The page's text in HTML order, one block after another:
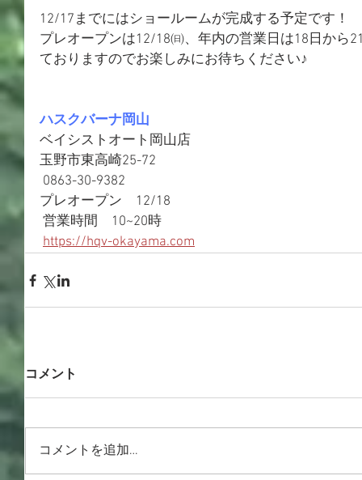
12/17までにはショールームが完成する予定です！
プレオープンは12/18㈰、年内の営業日は18日から
ておりますのでお楽しみにお待ちください♪
ハスクバーナ岡山
ベイシストオート岡山店
玉野市東高崎25-72
0863-30-9382
プレオープン　12/18
営業時間　10~20時
https://hqv-okayama.com
コメント
コメントを追加…